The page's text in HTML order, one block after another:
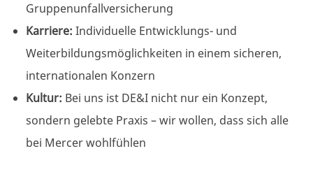
Gruppenunfallversicherung
Karriere: Individuelle Entwicklungs- und
Weiterbildungsmöglichkeiten in einem sicheren,
internationalen Konzern
Kultur: Bei uns ist DE&I nicht nur ein Konzept,
sondern gelebte Praxis – wir wollen, dass sich alle
bei Mercer wohlfühlen